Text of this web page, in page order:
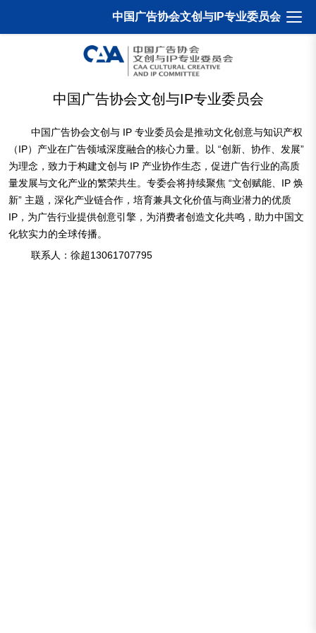
中国广告协会文创与IP专业委员会 打开
中国广告协会文创与IP专业委员会
中国广告协会文创与 IP 专业委员会是推动文化创意与知识产权
（IP）产业在广告领域深度融合的核心力量。以 “创新、协作、发展”
为理念，致力于构建文创与 IP 产业协作生态，促进广告行业的高质
量发展与文化产业的繁荣共生。专委会将持续聚焦 “文创赋能、IP 焕
新” 主题，深化产业链合作，培育兼具文化价值与商业潜力的优质
IP，为广告行业提供创意引擎，为消费者创造文化共鸣，助力中国文
化软实力的全球传播。
联系人：徐超13061707795